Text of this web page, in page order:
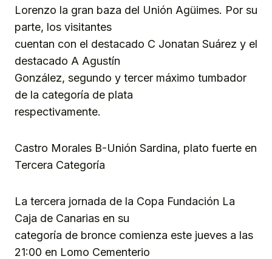
Lorenzo la gran baza del Unión Agüimes. Por su
parte, los visitantes
cuentan con el destacado C Jonatan Suárez y el
destacado A Agustín
González, segundo y tercer máximo tumbador
de la categoría de plata
respectivamente.
Castro Morales B-Unión Sardina, plato fuerte en
Tercera Categoría
La tercera jornada de la Copa Fundación La
Caja de Canarias en su
categoría de bronce comienza este jueves a las
21:00 en Lomo Cementerio